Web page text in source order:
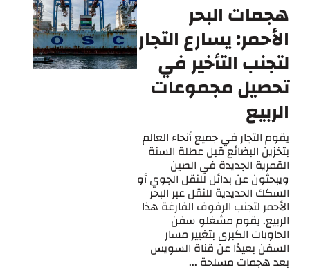
هجمات البحر
الأحمر: يسارع التجار
لتجنب التأخير في
تحصيل مجموعات
الربيع
يقوم التجار في جميع أنحاء العالم
بتخزين البضائع قبل عطلة السنة
القمرية الجديدة في الصين
ويبحثون عن بدائل للنقل الجوي أو
السكك الحديدية للنقل عبر البحر
الأحمر لتجنب الرفوف الفارغة هذا
الربيع. يقوم مشغلو سفن
الحاويات الكبرى بتغيير مسار
السفن بعيدًا عن قناة السويس
بعد هجمات مسلحة ...